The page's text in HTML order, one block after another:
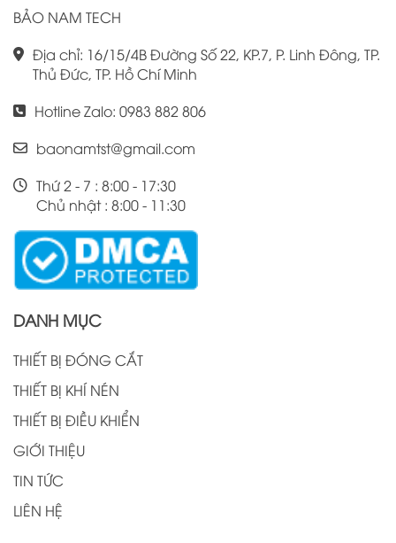
BẢO NAM TECH
Địa chỉ: 16/15/4B Đường Số 22, KP.7, P. Linh Đông, TP.
Thủ Đức, TP. Hồ Chí Minh
Hotline Zalo: 0983 882 806
baonamtst@gmail.com
Thứ 2 - 7 : 8:00 - 17:30
Chủ nhật : 8:00 - 11:30
DANH MỤC
THIẾT BỊ ĐÓNG CẮT
THIẾT BỊ KHÍ NÉN
THIẾT BỊ ĐIỀU KHIỂN
GIỚI THIỆU
TIN TỨC
LIÊN HỆ